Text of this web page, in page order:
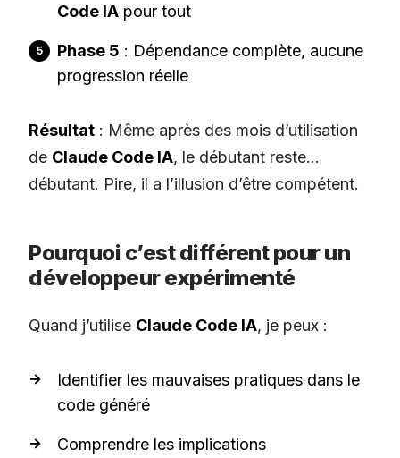
Code IA pour tout
Phase 5 : Dépendance complète, aucune
progression réelle
Résultat : Même après des mois d’utilisation
de Claude Code IA, le débutant reste…
débutant. Pire, il a l’illusion d’être compétent.
Pourquoi c’est différent pour un
développeur expérimenté
Quand j’utilise Claude Code IA, je peux :
Identifier les mauvaises pratiques dans le
code généré
Comprendre les implications